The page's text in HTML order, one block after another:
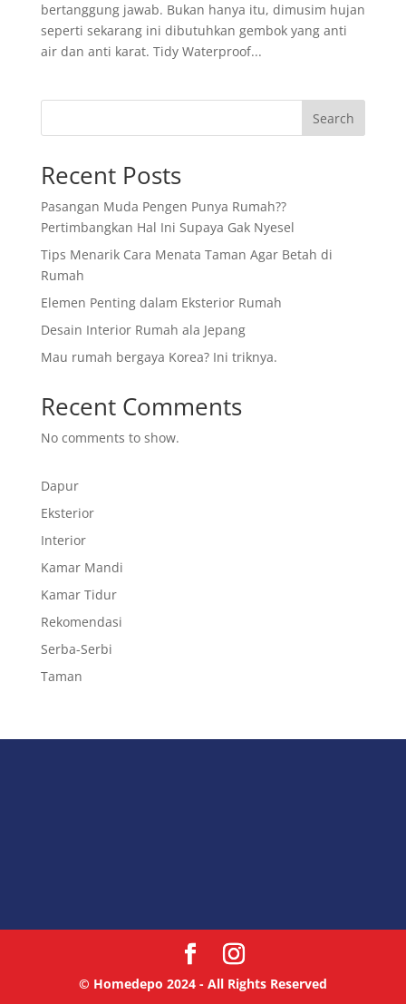
bertanggung jawab. Bukan hanya itu, dimusim hujan
seperti sekarang ini dibutuhkan gembok yang anti
air dan anti karat. Tidy Waterproof...
Search
Recent Posts
Pasangan Muda Pengen Punya Rumah??
Pertimbangkan Hal Ini Supaya Gak Nyesel
Tips Menarik Cara Menata Taman Agar Betah di
Rumah
Elemen Penting dalam Eksterior Rumah
Desain Interior Rumah ala Jepang
Mau rumah bergaya Korea? Ini triknya.
Recent Comments
No comments to show.
Dapur
Eksterior
Interior
Kamar Mandi
Kamar Tidur
Rekomendasi
Serba-Serbi
Taman
© Homedepo 2024 - All Rights Reserved